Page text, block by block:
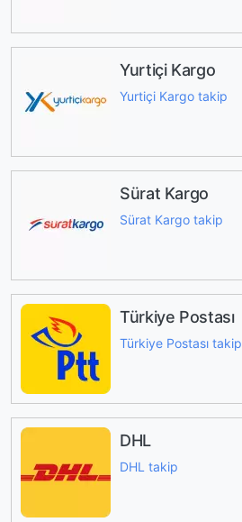
Yurtiçi Kargo
Yurtiçi Kargo takip
Sürat Kargo
Sürat Kargo takip
Türkiye Postası
Türkiye Postası takip
DHL
DHL takip